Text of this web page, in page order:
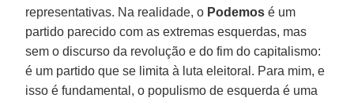
representativas. Na realidade, o Podemos é um
partido parecido com as extremas esquerdas, mas
sem o discurso da revolução e do fim do capitalismo:
é um partido que se limita à luta eleitoral. Para mim, e
isso é fundamental, o populismo de esquerda é uma